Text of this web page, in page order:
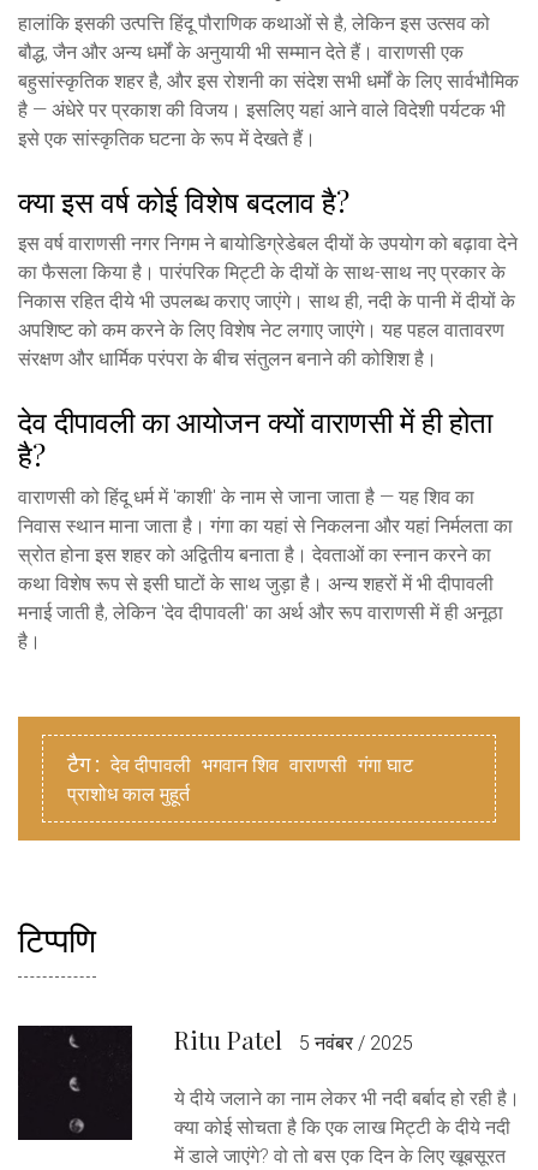
हालांकि इसकी उत्पत्ति हिंदू पौराणिक कथाओं से है, लेकिन इस उत्सव को
बौद्ध, जैन और अन्य धर्मों के अनुयायी भी सम्मान देते हैं। वाराणसी एक
बहुसांस्कृतिक शहर है, और इस रोशनी का संदेश सभी धर्मों के लिए सार्वभौमिक
है — अंधेरे पर प्रकाश की विजय। इसलिए यहां आने वाले विदेशी पर्यटक भी
इसे एक सांस्कृतिक घटना के रूप में देखते हैं।
क्या इस वर्ष कोई विशेष बदलाव है?
इस वर्ष वाराणसी नगर निगम ने बायोडिग्रेडेबल दीयों के उपयोग को बढ़ावा देने
का फैसला किया है। पारंपरिक मिट्टी के दीयों के साथ-साथ नए प्रकार के
निकास रहित दीये भी उपलब्ध कराए जाएंगे। साथ ही, नदी के पानी में दीयों के
अपशिष्ट को कम करने के लिए विशेष नेट लगाए जाएंगे। यह पहल वातावरण
संरक्षण और धार्मिक परंपरा के बीच संतुलन बनाने की कोशिश है।
देव दीपावली का आयोजन क्यों वाराणसी में ही होता
है?
वाराणसी को हिंदू धर्म में 'काशी' के नाम से जाना जाता है — यह शिव का
निवास स्थान माना जाता है। गंगा का यहां से निकलना और यहां निर्मलता का
स्रोत होना इस शहर को अद्वितीय बनाता है। देवताओं का स्नान करने का
कथा विशेष रूप से इसी घाटों के साथ जुड़ा है। अन्य शहरों में भी दीपावली
मनाई जाती है, लेकिन 'देव दीपावली' का अर्थ और रूप वाराणसी में ही अनूठा
है।
टैग : देव दीपावली भगवान शिव वाराणसी गंगा घाट
प्राशोध काल मुहूर्त
टिप्पणि
Ritu Patel 5 नवंबर / 2025
ये दीये जलाने का नाम लेकर भी नदी बर्बाद हो रही है।
क्या कोई सोचता है कि एक लाख मिट्टी के दीये नदी
में डाले जाएंगे? वो तो बस एक दिन के लिए खूबसूरत